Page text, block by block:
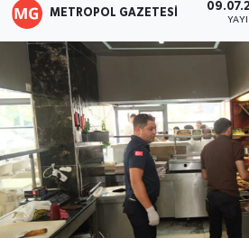
METROPOL GAZETESI